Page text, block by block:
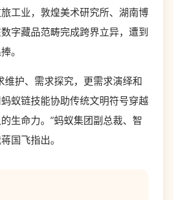
工业，敦煌美术研究所、湖南博
字藏品范畴完成跨界立异，遭到
。
维护、需求探究，更需求演绎和
蚁链技能协助传统文明符号穿越
生命力。”蚂蚁集团副总裁、智
国飞指出。